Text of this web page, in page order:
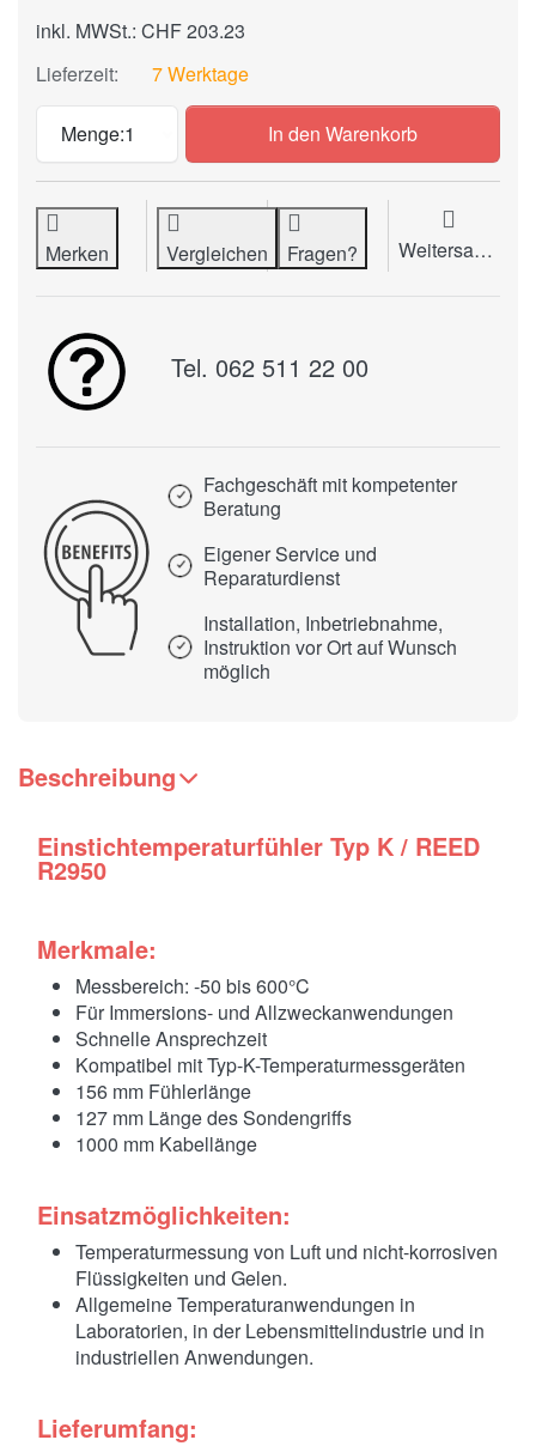
inkl. MWSt.: CHF 203.23
Lieferzeit:
7 Werktage
Menge:1
Einstichtemperaturfühler Typ K / REED
In den Warenkorb
Merken Vergleichen Fragen? Weitersagen
Tel. 062 511 22 00
Fachgeschäft mit kompetenter
Beratung
Eigener Service und
Reparaturdienst
Installation, Inbetriebnahme,
Instruktion vor Ort auf Wunsch
möglich
Beschreibung
Einstichtemperaturfühler Typ K / REED
R2950
Merkmale:
Messbereich: -50 bis 600°C
Für Immersions- und Allzweckanwendungen
Schnelle Ansprechzeit
Kompatibel mit Typ-K-Temperaturmessgeräten
156 mm Fühlerlänge
127 mm Länge des Sondengriffs
1000 mm Kabellänge
Einsatzmöglichkeiten:
Temperaturmessung von Luft und nicht-korrosiven
Flüssigkeiten und Gelen.
Allgemeine Temperaturanwendungen in
Laboratorien, in der Lebensmittelindustrie und in
industriellen Anwendungen.
Lieferumfang: